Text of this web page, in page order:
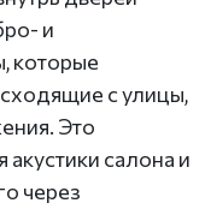
и
которые
с улицы,
Это
салона и
через